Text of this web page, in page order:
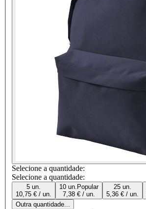
Selecione a quantidade:
Selecione a quantidade:
5 un.
10,75 € / un.
10 un. Popular
7,38 € / un.
25 un.
5,36 € / un.
Outra quantidade...